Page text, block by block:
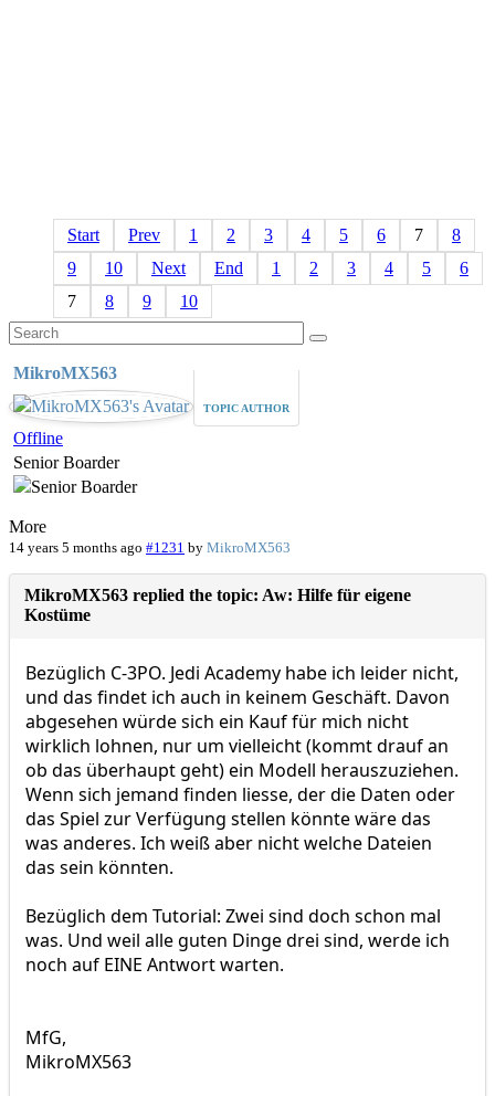
Start Prev 1 2 3 4 5 6 7
8
9
10 Next End 1 2 3 4 5
6
7
8 9 10
MikroMX563
TOPIC AUTHOR
Offline
Senior Boarder
More
14 years 5 months ago #1231 by MikroMX563
MikroMX563 replied the topic: Aw: Hilfe für eigene
Kostüme
Bezüglich C-3PO. Jedi Academy habe ich leider nicht,
und das findet ich auch in keinem Geschäft. Davon
abgesehen würde sich ein Kauf für mich nicht
wirklich lohnen, nur um vielleicht (kommt drauf an
ob das überhaupt geht) ein Modell herauszuziehen.
Wenn sich jemand finden liesse, der die Daten oder
das Spiel zur Verfügung stellen könnte wäre das
was anderes. Ich weiß aber nicht welche Dateien
das sein könnten.
Bezüglich dem Tutorial: Zwei sind doch schon mal
was. Und weil alle guten Dinge drei sind, werde ich
noch auf EINE Antwort warten.
MfG,
MikroMX563